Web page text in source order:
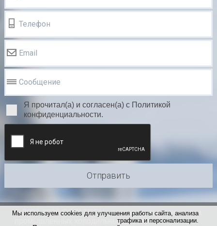
Мы используем cookies для улучшения работы сайта, анализа
трафика и персонализации.
Телефон
Email
Сообщение
Я прочитал(а) и согласен(а) с Политикой
конфиденциальности.
Отправить
© 2000-2026 COOLTECH - производство и поставка
промышленных холодильных систем